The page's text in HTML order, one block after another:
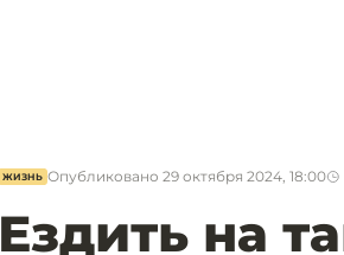
ЖИЗНЬ Опубликовано 29 октября 2024, 18:00
Ездить на